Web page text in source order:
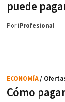
puede
PoriProfesional
Cómo
ECONOMÍA/